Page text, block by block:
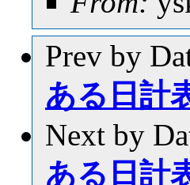
Prev by
ある日計
Next by
ある日計